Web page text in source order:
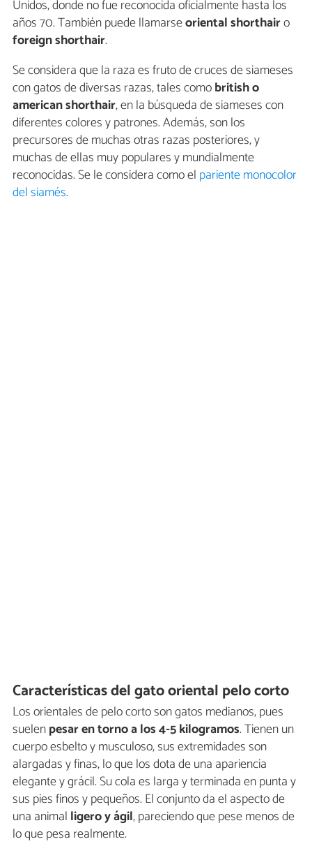
Unidos, donde no fue reconocida oficialmente hasta los
años 70. También puede llamarseoriental shorthairo
foreign shorthair.
Se considera que la raza es fruto de cruces de siameses
con gatos de diversas razas, tales comobritish o
american shorthair, en la búsqueda de siameses con
diferentes colores y patrones. Además, son los
precursores de muchas otras razas posteriores, y
muchas de ellas muy populares y mundialmente
reconocidas. Se le considera como el pariente monocolor
del siamés.
Características del gato oriental pelo corto
Los orientales de pelo corto son gatos medianos, pues
suelenpesar en torno a los 4-5 kilogramos. Tienen un
cuerpo esbelto y musculoso, sus extremidades son
alargadas y finas, lo que los dota de una apariencia
elegante y grácil. Su cola es larga y terminada en punta y
sus pies finos y pequeños. El conjunto da el aspecto de
una animal ligero y ágil, pareciendo que pese menos de
lo que pesa realmente.